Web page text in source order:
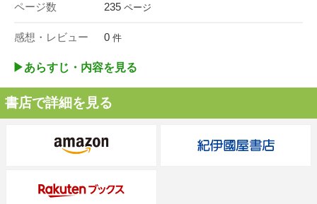
ページ数 235 ページ
感想・レビュー 0 件
▶︎あらすじ・内容を見る
書店で詳細を見る